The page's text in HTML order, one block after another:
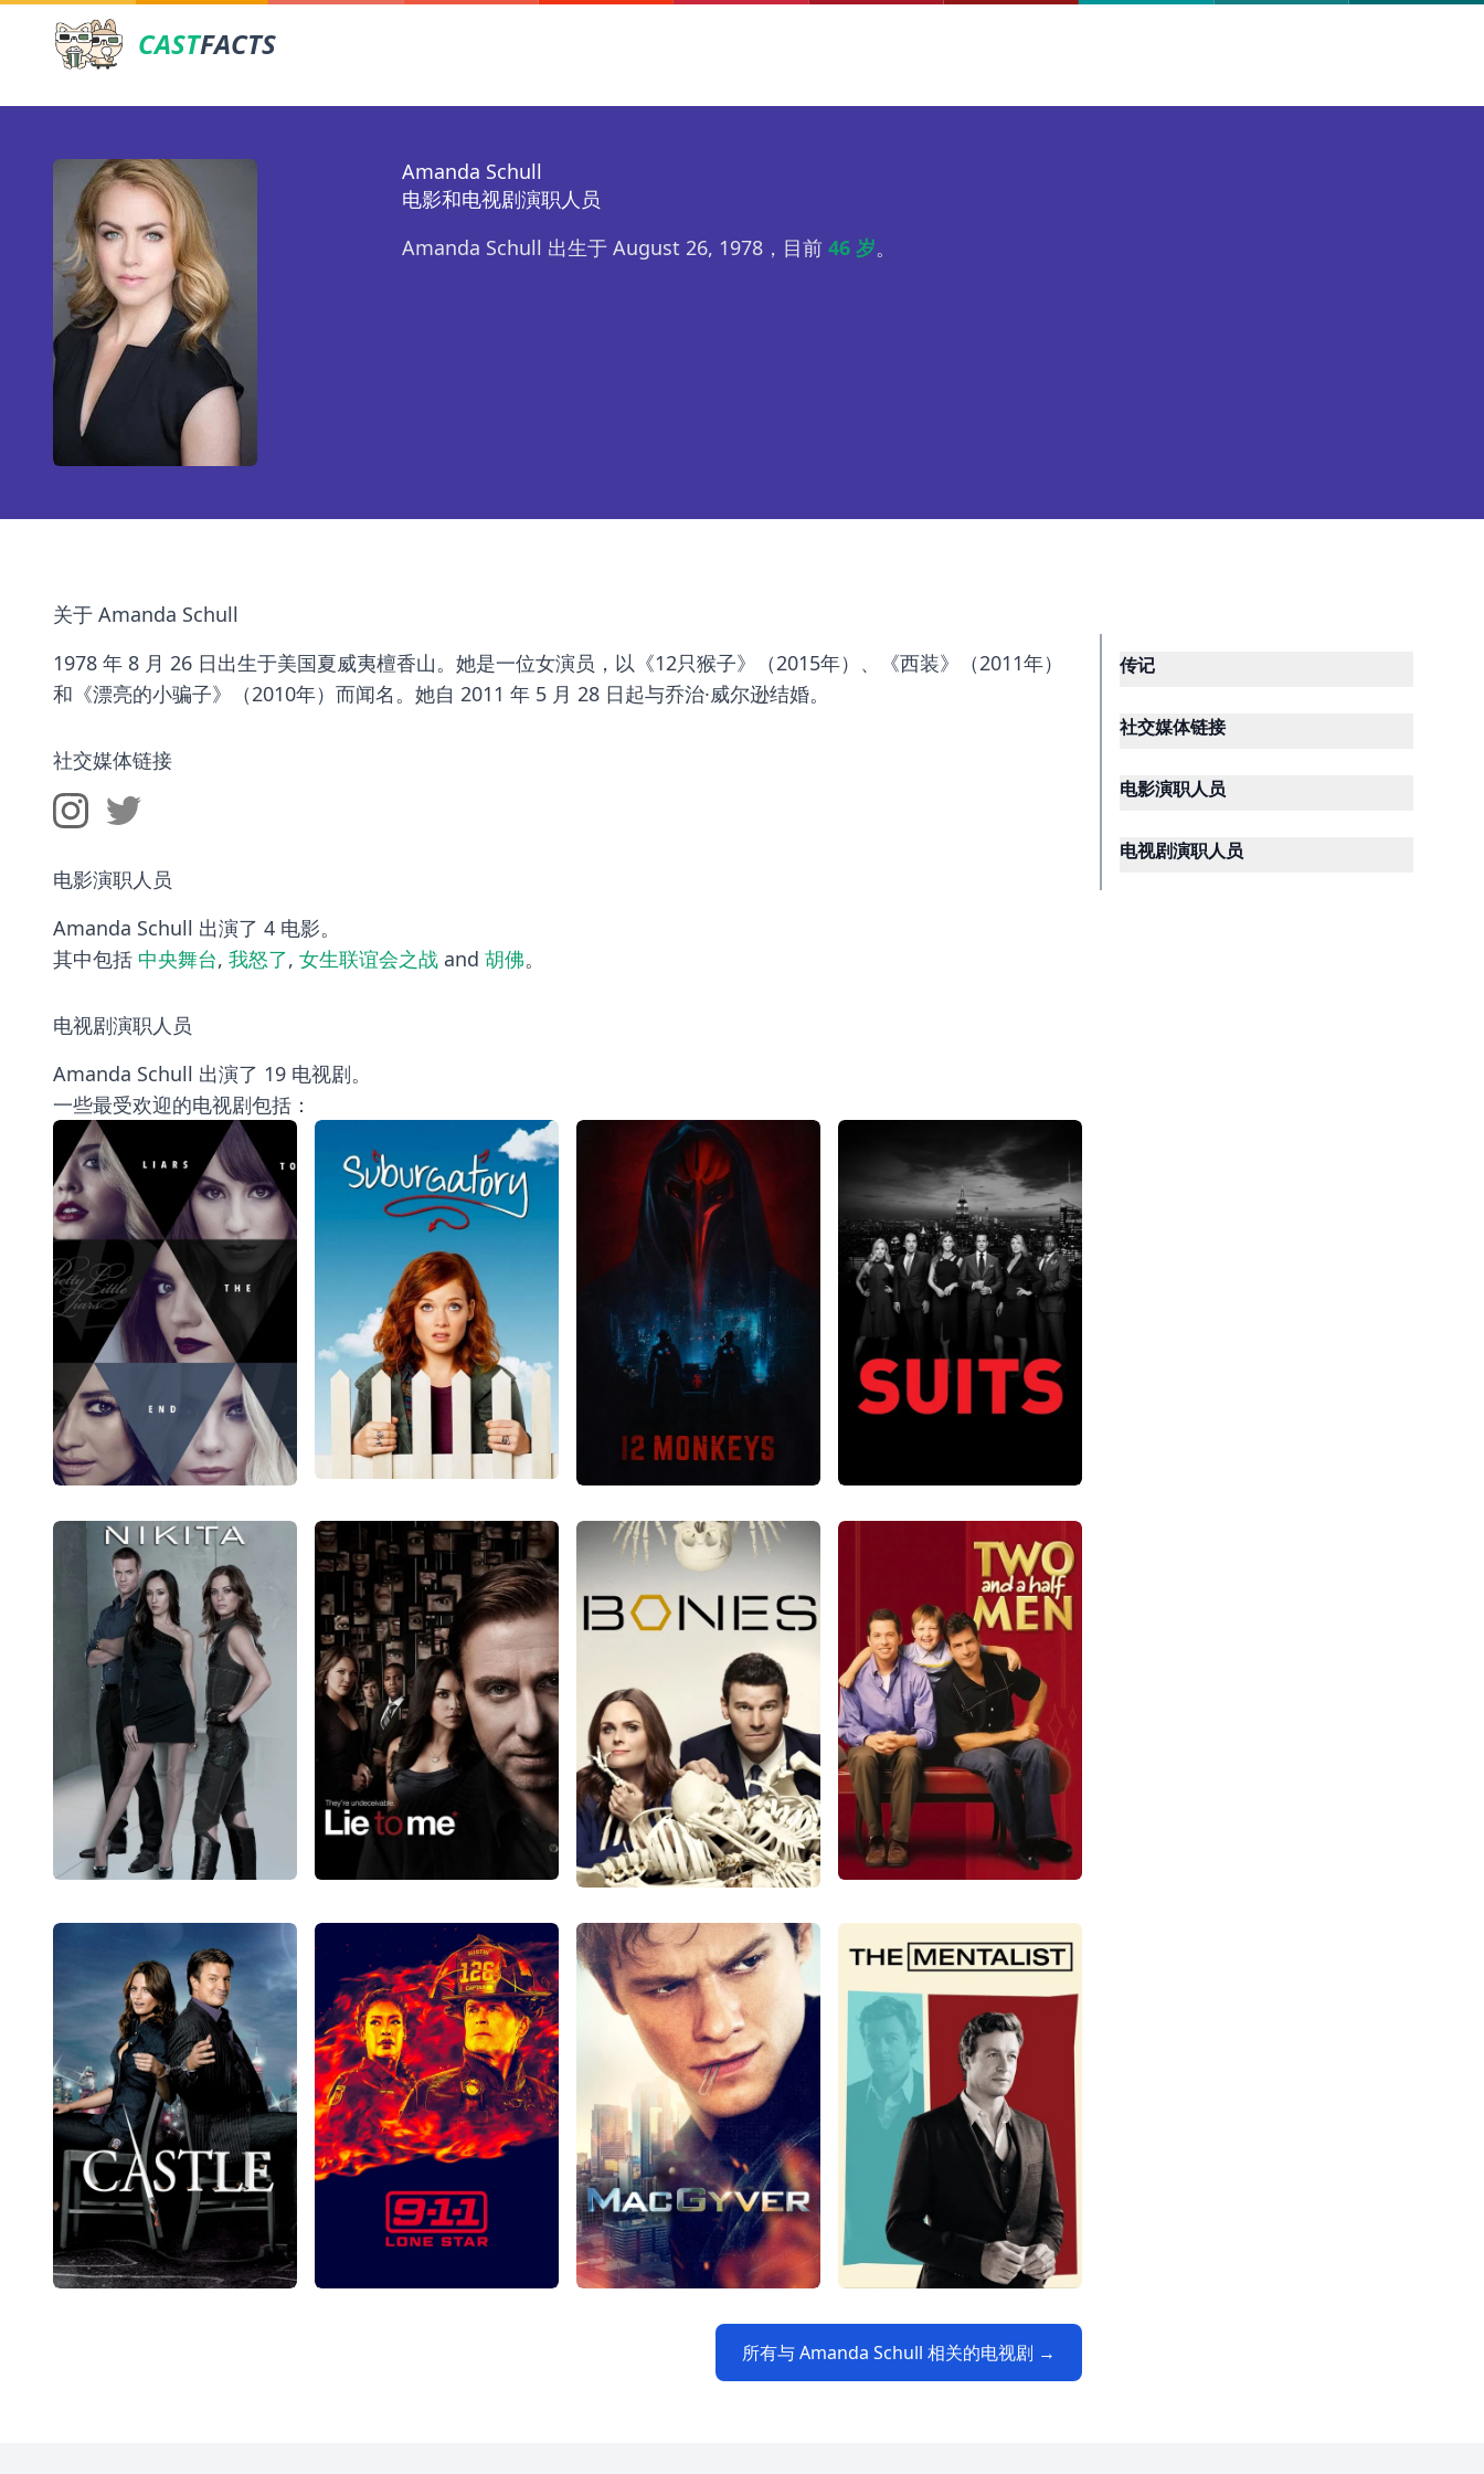
CASTFACTS
Amanda Schull
电影和电视剧演职人员
Amanda Schull 出生于 August 26, 1978，目前 46 岁。
关于 Amanda Schull
1978 年 8 月 26 日出生于美国夏威夷檀香山。她是一位女演员，以《12只猴子》（2015年）、《西装》（2011年）
和《漂亮的小骗子》（2010年）而闻名。她自 2011 年 5 月 28 日起与乔治·威尔逊结婚。
社交媒体链接
电影演职人员
Amanda Schull 出演了 4 电影。
其中包括 中央舞台, 我怒了, 女生联谊会之战 and 胡佛。
电视剧演职人员
Amanda Schull 出演了 19 电视剧。
一些最受欢迎的电视剧包括：
所有与 Amanda Schull 相关的电视剧 →
传记
社交媒体链接
电影演职人员
电视剧演职人员